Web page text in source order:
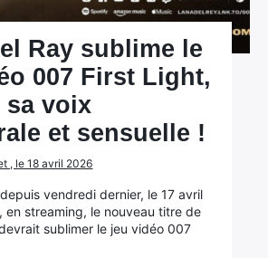
Ray sublime le
007 First Light,
sa voix
et sensuelle !
, le 18 avril 2026
vendredi dernier, le 17 avril
en streaming, le nouveau titre de
sublimer le jeu vidéo 007